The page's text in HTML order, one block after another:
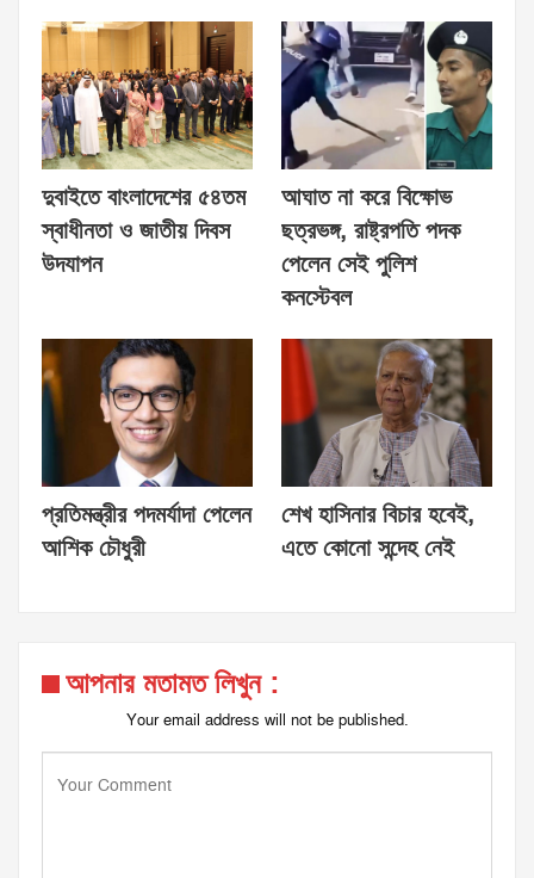
দুবাইতে বাংলাদেশের ৫৪তম
স্বাধীনতা ও জাতীয় দিবস
উদযাপন
আঘাত না করে বিক্ষোভ
ছত্রভঙ্গ, রাষ্ট্রপতি পদক
পেলেন সেই পুলিশ
কনস্টেবল
প্রতিমন্ত্রীর পদমর্যাদা পেলেন
আশিক চৌধুরী
শেখ হাসিনার বিচার হবেই,
এতে কোনো সন্দেহ নেই
আপনার মতামত লিখুন :
Your email address will not be published.